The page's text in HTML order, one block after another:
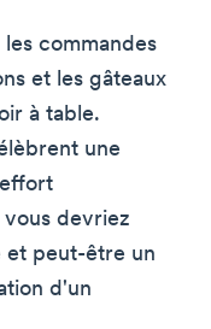
commandes
et les gâteaux
à table.
une
devriez
peut-être un
d'un